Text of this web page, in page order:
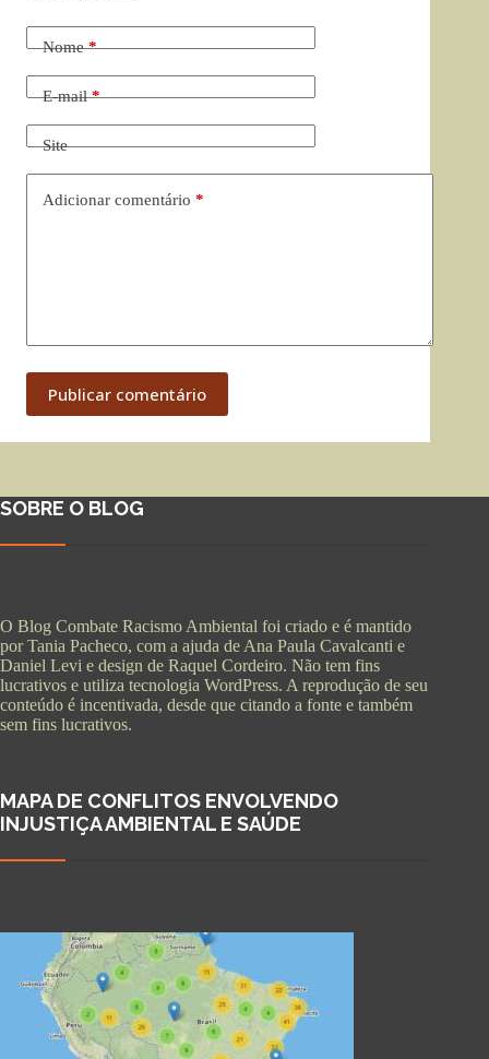
Nome*
E-mail*
Site
Adicionar comentário *
Publicar comentário
SOBRE O BLOG
O Blog Combate Racismo Ambiental foi criado e é mantido
por Tania Pacheco, com a ajuda de Ana Paula Cavalcanti e
Daniel Levi e design de Raquel Cordeiro. Não tem fins
lucrativos e utiliza tecnologia WordPress. A reprodução de seu
conteúdo é incentivada, desde que citando a fonte e também
sem fins lucrativos.
MAPA DE CONFLITOS ENVOLVENDO
INJUSTIÇA AMBIENTAL E SAÚDE